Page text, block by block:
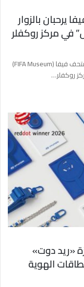
بالزوار
في مركز روكفلر
يونيو 2026 – افتتحت شركة هيونداي موتور ومتحف فيفا (FIFA Museum)
روكفلر…
«ريد دوت»
حافظة بطاقات الهوية